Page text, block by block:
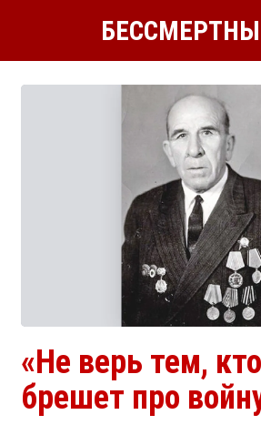
«Не верь тем,
брешет про